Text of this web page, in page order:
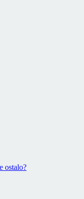
ostalo?